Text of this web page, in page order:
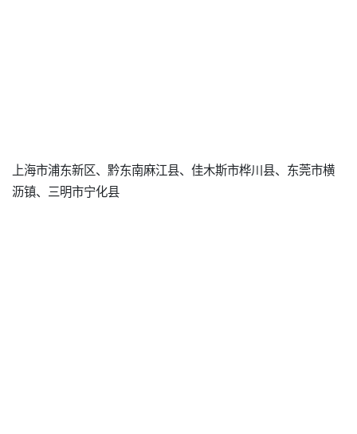
上海市浦东新区、黔东南麻江县、佳木斯市桦川县、东莞市横
沥镇、三明市宁化县